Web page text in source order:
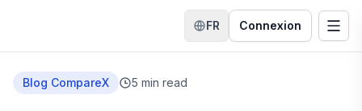
FR
Changer de langue
Connexion
Blog CompareX 5 min read